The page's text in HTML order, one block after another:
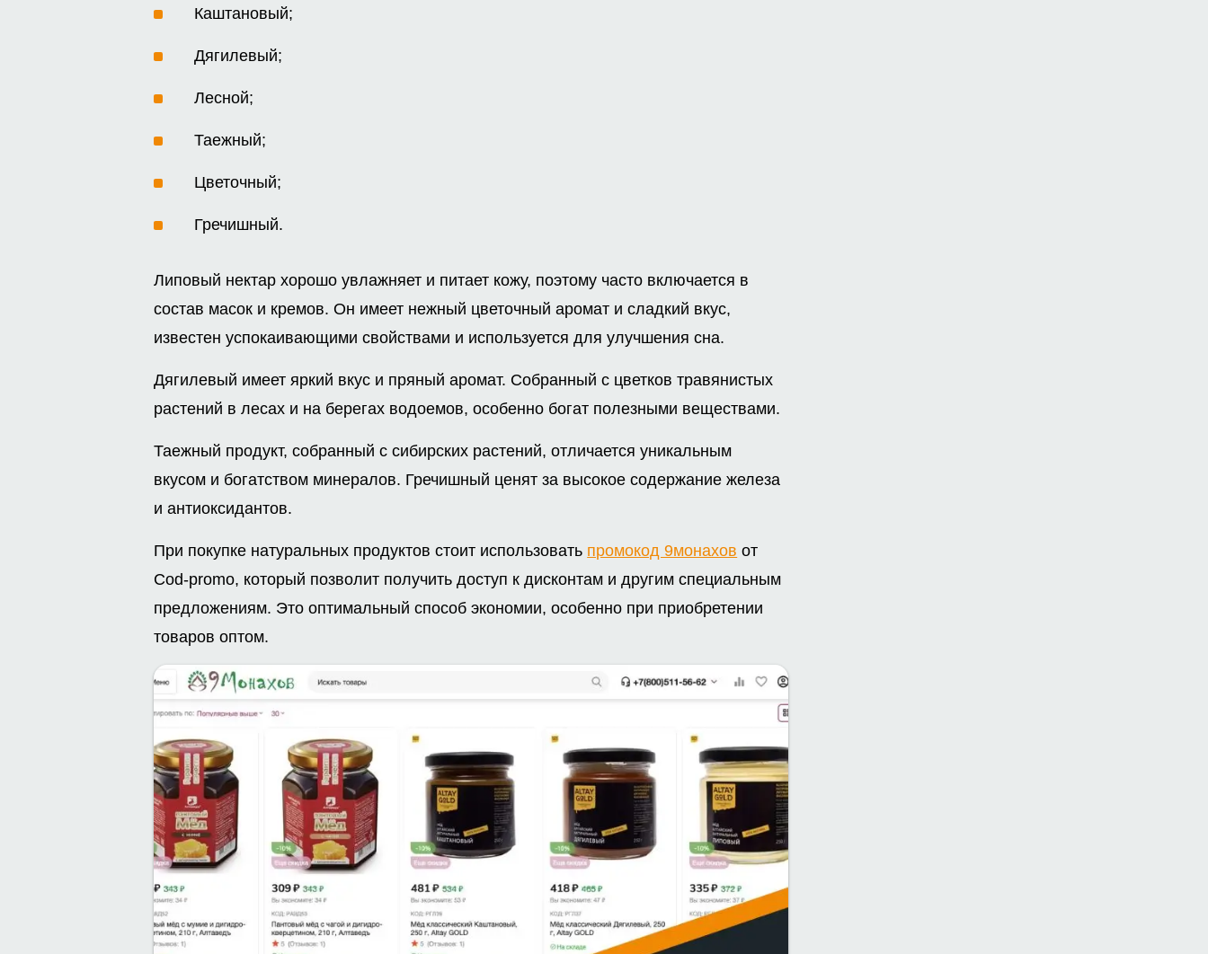
Каштановый;
Дягилевый;
Лесной;
Таежный;
Цветочный;
Гречишный.
Липовый нектар хорошо увлажняет и питает кожу, поэтому часто включается в
состав масок и кремов. Он имеет нежный цветочный аромат и сладкий вкус,
известен успокаивающими свойствами и используется для улучшения сна.
Дягилевый имеет яркий вкус и пряный аромат. Собранный с цветков травянистых
растений в лесах и на берегах водоемов, особенно богат полезными веществами.
Таежный продукт, собранный с сибирских растений, отличается уникальным
вкусом и богатством минералов. Гречишный ценят за высокое содержание железа
и антиоксидантов.
При покупке натуральных продуктов стоит использовать промокод 9монахов от
Cod-promo, который позволит получить доступ к дисконтам и другим специальным
предложениям. Это оптимальный способ экономии, особенно при приобретении
товаров оптом.